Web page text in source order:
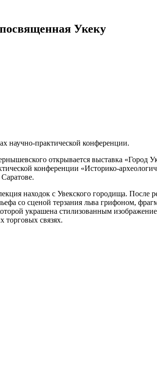
Укеку
научно-практической конференции.
открывается выставка «Город
конференции «Историко-
находок с Увекского городища.
со сценой терзания льва грифоном,
украшена стилизованным
торговых связях.